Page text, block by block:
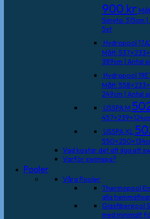
900 kr
Simyta: 315cm
5st
Hydropool
Mått:
389cm | Antal
Hydropool
Mått:
249cm | Antal
USSPA M
USSPA XL
Vad kostar det att äga ett
Varför swimspa?
Pooler
Våra Pooler
Thermopool
alla
Glasfiberpool
med minimalt